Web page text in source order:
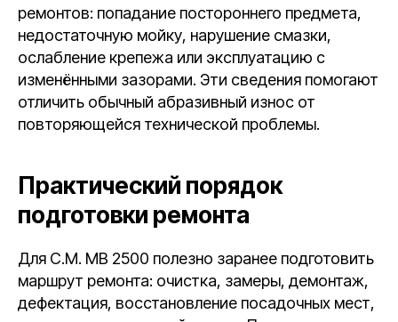
ремонтов: попадание постороннего предмета,
недостаточную мойку, нарушение смазки,
ослабление крепежа или эксплуатацию с
изменёнными зазорами. Эти сведения помогают
отличить обычный абразивный износ от
повторяющейся технической проблемы.
Практический порядок
подготовки ремонта
Для C.M. MB 2500 полезно заранее подготовить
маршрут ремонта: очистка, замеры, демонтаж,
дефектация, восстановление посадочных мест,